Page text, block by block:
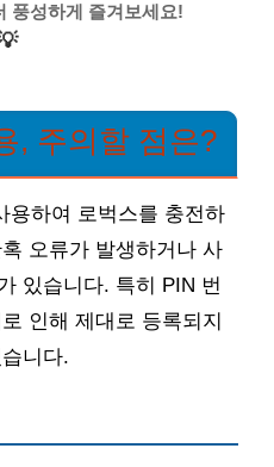
풍성하게 즐겨보세요!
, 주의할 점은?
용하여 로벅스를 충전하
오류가 발생하거나 사
있습니다. 특히 PIN 번
인해 제대로 등록되지
니다.